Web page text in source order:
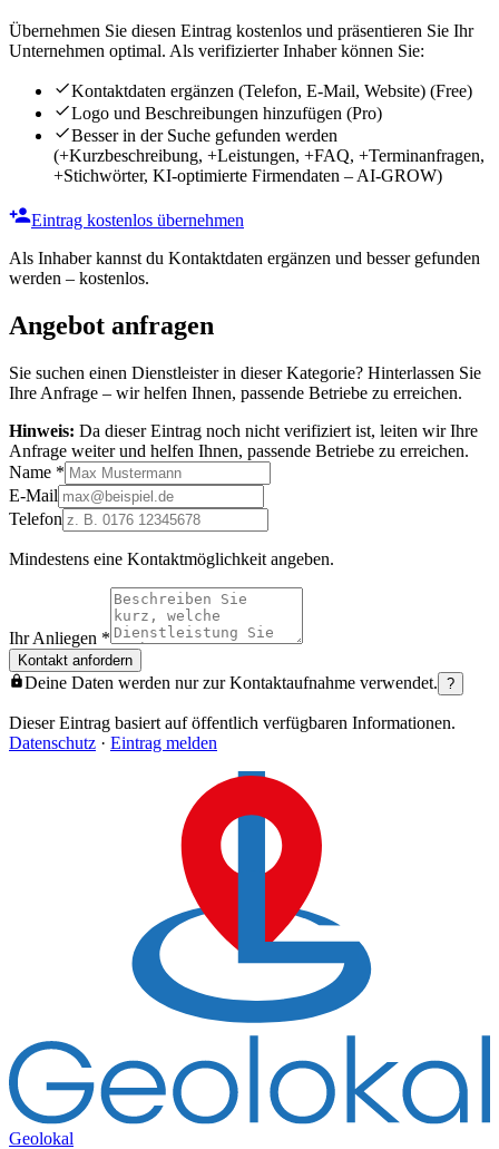
Übernehmen Sie diesen Eintrag kostenlos und präsentieren Sie Ihr
Unternehmen optimal. Als verifizierter Inhaber können Sie:
Kontaktdaten ergänzen (Telefon, E-Mail, Website) (Free)
Logo und Beschreibungen hinzufügen (Pro)
Besser in der Suche gefunden werden
(+Kurzbeschreibung, +Leistungen, +FAQ, +Terminanfragen,
+Stichwörter, KI-optimierte Firmendaten – AI-GROW)
Eintrag kostenlos übernehmen
Als Inhaber kannst du Kontaktdaten ergänzen und besser gefunden
werden – kostenlos.
Angebot anfragen
Sie suchen einen Dienstleister in dieser Kategorie? Hinterlassen Sie
Ihre Anfrage – wir helfen Ihnen, passende Betriebe zu erreichen.
Hinweis: Da dieser Eintrag noch nicht verifiziert ist, leiten wir Ihre
Anfrage weiter und helfen Ihnen, passende Betriebe zu erreichen.
Name *
E-Mail
Telefon
Mindestens eine Kontaktmöglichkeit angeben.
Ihr Anliegen *
Kontakt anfordern
Deine Daten werden nur zur Kontaktaufnahme verwendet. ?
Dieser Eintrag basiert auf öffentlich verfügbaren Informationen.
Datenschutz · Eintrag melden
Geolokal